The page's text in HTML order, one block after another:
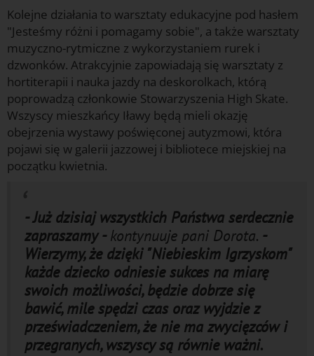
Kolejne działania to warsztaty edukacyjne pod hasłem
"Jesteśmy różni i pomagamy sobie", a także warsztaty
muzyczno-rytmiczne z wykorzystaniem rurek i
dzwonków. Atrakcyjnie zapowiadają się warsztaty z
hortiterapii i nauka jazdy na deskorolkach, którą
poprowadzą członkowie Stowarzyszenia High Skate.
Wszyscy mieszkańcy Iławy będą mieli okazję
obejrzenia wystawy poświęconej autyzmowi, która
pojawi się w galerii jazzowej i bibliotece miejskiej na
początku kwietnia.
- Już dzisiaj wszystkich Państwa serdecznie
zapraszamy -kontynuuje pani Dorota. -
Wierzymy, że dzięki "Niebieskim Igrzyskom"
każde dziecko odniesie sukces na miarę
swoich możliwości, będzie dobrze się
bawić, mile spędzi czas oraz wyjdzie z
przeświadczeniem, że nie ma zwycięzców i
przegranych, wszyscy są równie ważni.